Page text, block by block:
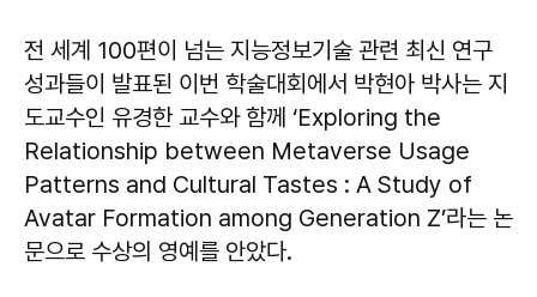
전 세계 100편이 넘는 지능정보기술 관련 최신 연구
성과들이 발표된 이번 학술대회에서 박현아 박사는 지
도교수인 유경한 교수와 함께 ‘Exploring the
Relationship between Metaverse Usage
Patterns and Cultural Tastes : A Study of
Avatar Formation among Generation Z’라는 논
문으로 수상의 영예를 안았다.